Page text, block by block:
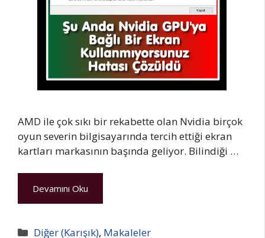
AMD ile çok sıkı bir rekabette olan Nvidia birçok
oyun severin bilgisayarında tercih ettiği ekran
kartları markasının başında geliyor. Bilindiği …
Devamını Oku
Kategoriler
Diğer (Karışık), Makaleler